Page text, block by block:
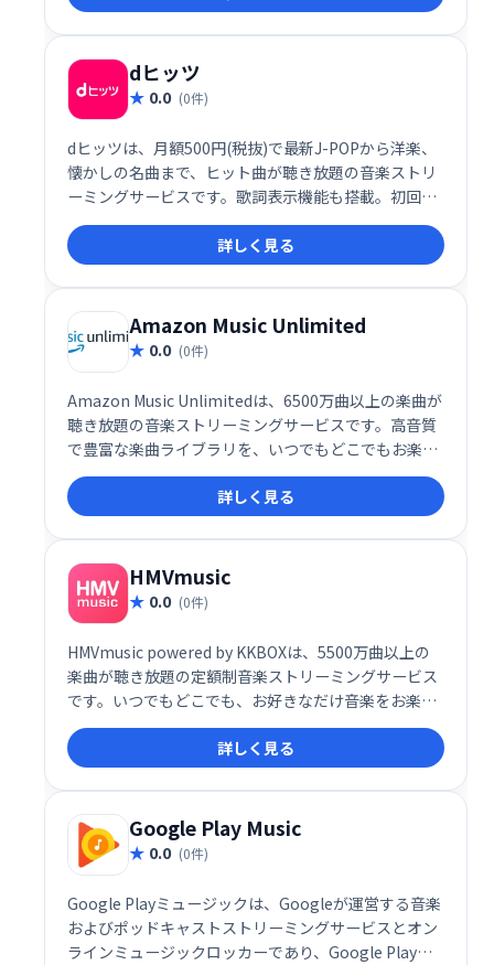
dヒッツ
0.0 (0件)
dヒッツは、月額500円(税抜)で最新J-POPから洋楽、
懐かしの名曲まで、ヒット曲が聴き放題の音楽ストリ
ーミングサービスです。歌詞表示機能も搭載。初回31
日間は無料でお楽しみいただけます。いつでもどこで
も、お気に入りの音楽を満喫しましょう！
詳しく見る
Amazon Music Unlimited
0.0 (0件)
Amazon Music Unlimitedは、6500万曲以上の楽曲が
聴き放題の音楽ストリーミングサービスです。高音質
で豊富な楽曲ライブラリを、いつでもどこでもお楽し
みいただけます。プライム会員特典のPrime Musicも
利用可能。MP3ダウンロードやCD・レコード通販も併
設し、音楽を様々な形で楽しめます。
詳しく見る
HMVmusic
0.0 (0件)
HMVmusic powered by KKBOXは、5500万曲以上の
楽曲が聴き放題の定額制音楽ストリーミングサービス
です。いつでもどこでも、お好きなだけ音楽をお楽し
みいただけます。豊富な楽曲ラインナップで、あなた
の音楽ライフをさらに豊かに彩ります。
詳しく見る
Google Play Music
0.0 (0件)
Google Playミュージックは、Googleが運営する音楽
およびポッドキャストストリーミングサービスとオン
ラインミュージックロッカーであり、Google Playの